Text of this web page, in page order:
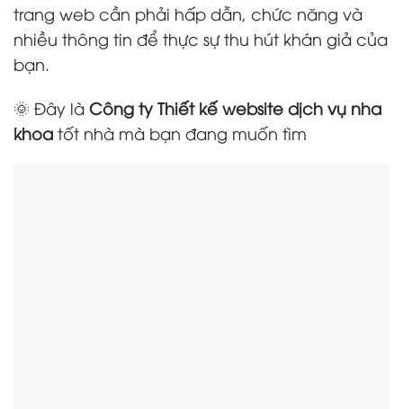
trang web cần phải hấp dẫn, chức năng và
nhiều thông tin để thực sự thu hút khán giả của
bạn.
🌞 Đây là Công ty Thiết kế website dịch vụ nha
khoa tốt nhà mà bạn đang muốn tìm